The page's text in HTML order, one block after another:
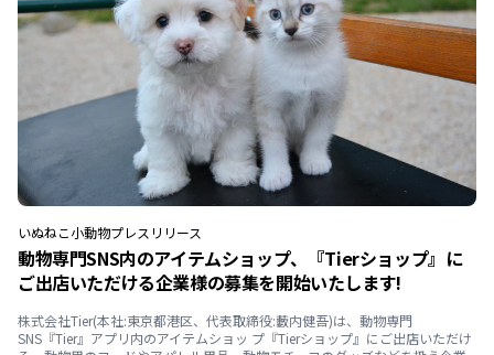
いぬねこ小動物プレスリリース
動物専門SNS内のアイテムショップ、『Tierショップ』に
ご出店いただける企業様の募集を開始いたします!
株式会社Tier(本社:東京都港区、代表取締役:藪内健吾)は、動物専門
SNS『Tier』アプリ内のアイテムショッ プ『Tierショップ』にご出店いただけ